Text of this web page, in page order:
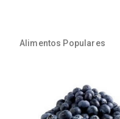
Alimentos Populares